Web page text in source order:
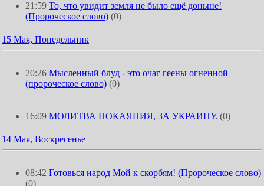
21:59 То, что увидит земля не было ещё доныне!
(Пророческое слово) (0)
15 Мая, Понедельник
20:26 Мысленный блуд - это очаг геены огненной
(пророческое слово) (0)
16:09 МОЛИТВА ПОКАЯНИЯ, ЗА УКРАИНУ. (0)
14 Мая, Воскресенье
08:42 Готовься народ Мой к скорбям! (Пророческое слово)
(0)